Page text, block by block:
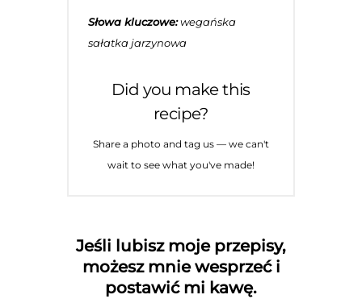
Słowa kluczowe:wegańska
sałatka jarzynowa
Did you make this
recipe?
Share a photo and tag us — we can't
wait to see what you've made!
Jeśli lubisz moje przepisy,
możesz mnie wesprzeć i
postawić mi kawę.